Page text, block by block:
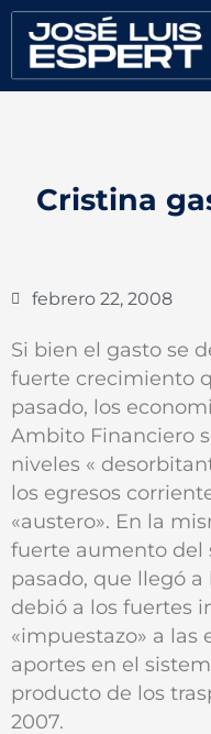
contenido
Cristina
febrero 22, 2008
Si bien el gasto se
fuerte crecimiento
pasado, los
Ambito Financiero
niveles «
los egresos
«austero». En la
fuerte aumento del
pasado, que llegó a
debió a los fuertes
«impuestazo» a las
aportes en el
producto de los
2007.